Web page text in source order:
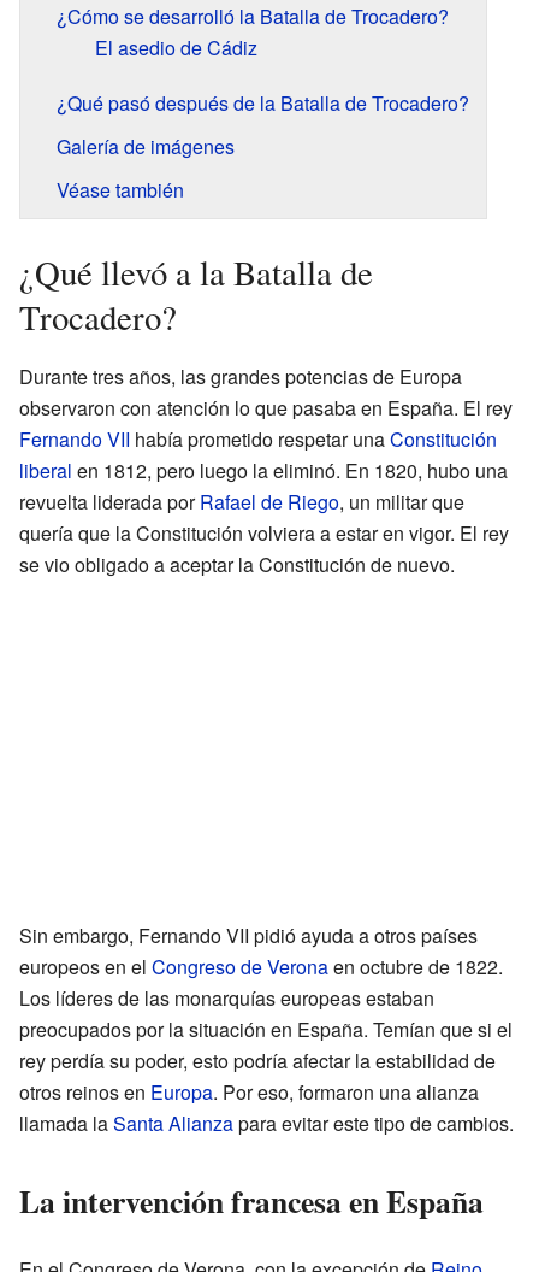
¿Cómo se desarrolló la Batalla de Trocadero?
El asedio de Cádiz
¿Qué pasó después de la Batalla de Trocadero?
Galería de imágenes
Véase también
¿Qué llevó a la Batalla de
Trocadero?
Durante tres años, las grandes potencias de Europa
observaron con atención lo que pasaba en España. El rey
Fernando VII había prometido respetar unaConstitución
liberal en 1812, pero luego la eliminó. En 1820, hubo una
revuelta liderada porRafael de Riego, un militar que
quería que la Constitución volviera a estar en vigor. El rey
se vio obligado a aceptar la Constitución de nuevo.
Sin embargo, Fernando VII pidió ayuda a otros países
europeos en el Congreso de Veronaen octubre de 1822.
Los líderes de las monarquías europeas estaban
preocupados por la situación en España. Temían que si el
rey perdía su poder, esto podría afectar la estabilidad de
otros reinos en Europa. Por eso, formaron una alianza
llamada laSanta Alianzapara evitar este tipo de cambios.
La intervención francesa en España